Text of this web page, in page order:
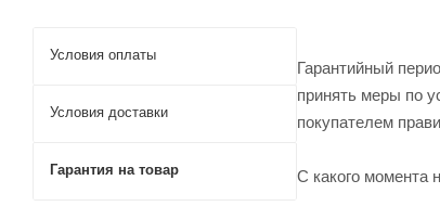
Гарантийный
принять меры по
покупателем
С какого момента
Условия оплаты
Условия доставки
Гарантия на товар